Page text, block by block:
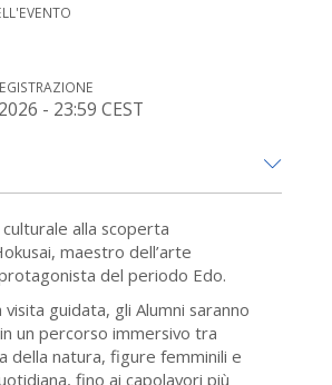
- 23:59 CEST
culturale alla scoperta
maestro dell’arte
del periodo Edo.
guidata, gli Alumni saranno
un percorso immersivo tra
della natura, figure femminili e
fino ai capolavori più